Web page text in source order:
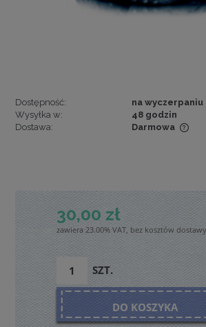
Dostępność:
na wyczerpaniu
Wysyłka w:
48 godzin
Dostawa:
Darmowa
Cena nie zawiera ewentualnych
30,00 zł
zawiera 23.00% VAT, bez kosztów dostawy
SZT.
DO KOSZYKA